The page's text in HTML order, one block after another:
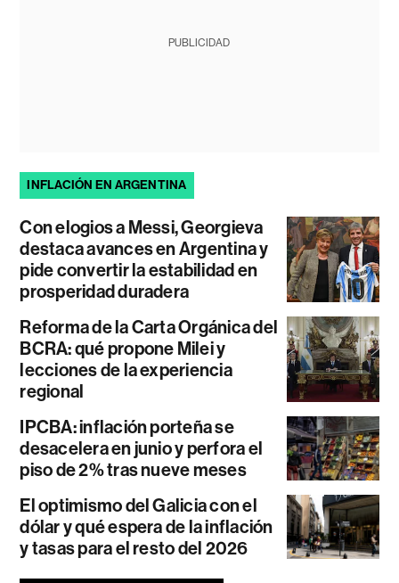
PUBLICIDAD
INFLACIÓN EN ARGENTINA
Con elogios a Messi, Georgieva
destaca avances en Argentina y
pide convertir la estabilidad en
prosperidad duradera
Reforma de la Carta Orgánica del
BCRA: qué propone Milei y
lecciones de la experiencia
regional
IPCBA: inflación porteña se
desacelera en junio y perfora el
piso de 2% tras nueve meses
El optimismo del Galicia con el
dólar y qué espera de la inflación
y tasas para el resto del 2026